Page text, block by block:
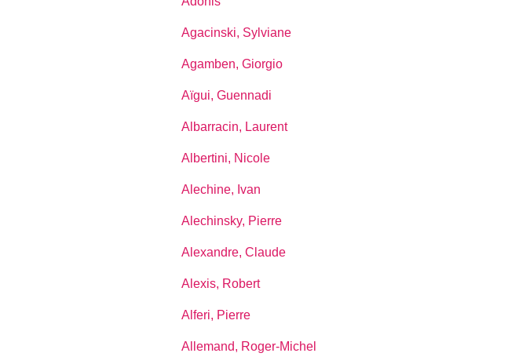
Agacinski, Sylviane
Agamben, Giorgio
Aïgui, Guennadi
Albarracin, Laurent
Albertini, Nicole
Alechine, Ivan
Alechinsky, Pierre
Alexandre, Claude
Alexis, Robert
Alferi, Pierre
Allemand, Roger-Michel